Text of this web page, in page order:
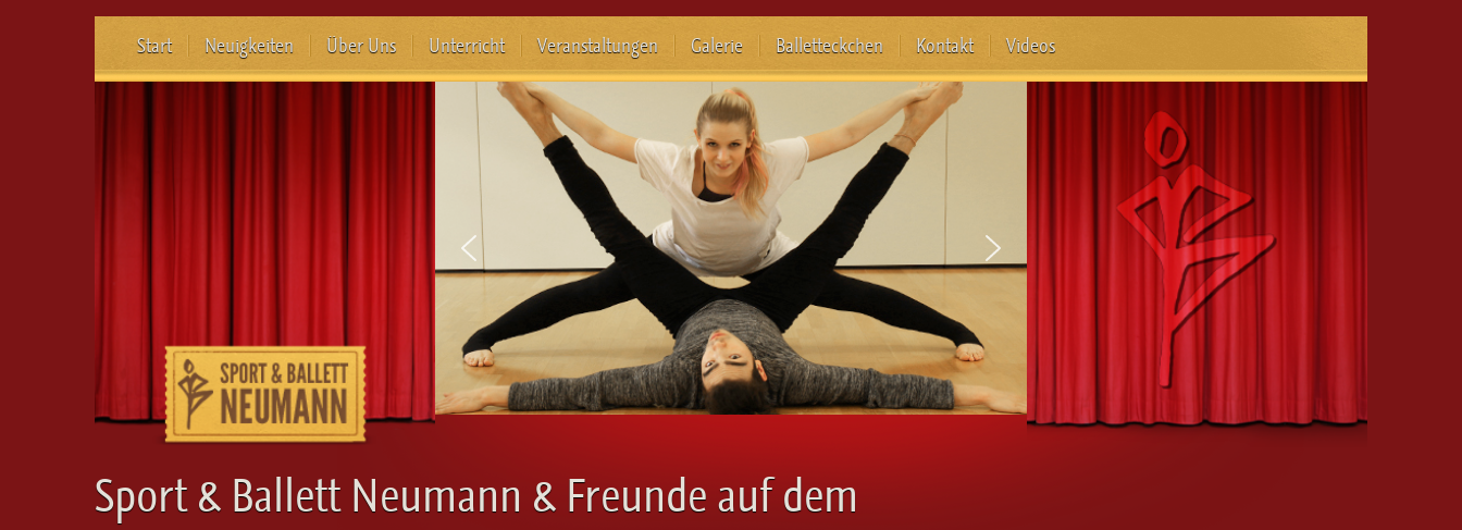
Start Neuigkeiten Über Uns Unterricht Veranstaltungen Galerie Balletteckchen Kontakt Videos
Sport & Ballett Neumann & Freunde auf dem